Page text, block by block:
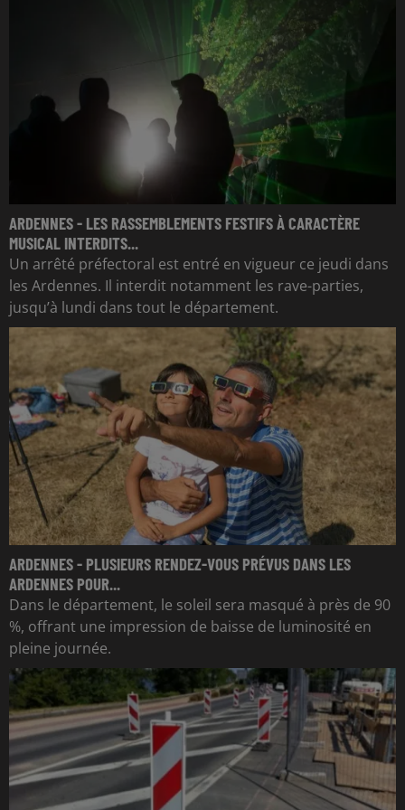
ARDENNES - LES RASSEMBLEMENTS FESTIFS À CARACTÈRE
MUSICAL INTERDITS...
Un arrêté préfectoral est entré en vigueur ce jeudi dans
les Ardennes. Il interdit notamment les rave-parties,
jusqu’à lundi dans tout le département.
ARDENNES - PLUSIEURS RENDEZ-VOUS PRÉVUS DANS LES
ARDENNES POUR...
Dans le département, le soleil sera masqué à près de 90
%, offrant une impression de baisse de luminosité en
pleine journée.